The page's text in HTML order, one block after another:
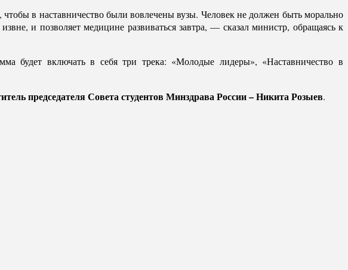
в наставничество были вовлечены вузы. Человек не должен быть морально
и позволяет медицине развиваться завтра, — сказал министр, обращаясь к
будет включать в себя три трека: «Молодые лидеры», «Наставничество в
председателя Совета студентов Минздрава России – Никита Розыев.